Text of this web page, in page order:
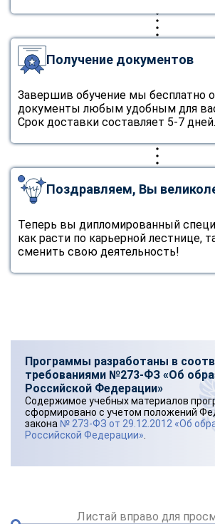
Получение документов
Завершив обучение мы бесплатно
документы любым удобным для
Срок доставки составляет 5-7 дней.
Поздравляем, Вы
Теперь вы дипломированный
как расти по карьерной лестнице,
сменить свою деятельность!
Программы разработаны в
требованиями №273-ФЗ «Об
Российской Федерации»
Содержимое учебных материалов
сформировано с учетом положений
закона № 273-ФЗ от 29.12.2012 «Об
Российской Федерации»
Листай вправо для
ChatApp
online
Telegram
Vkontakte EMail
Max